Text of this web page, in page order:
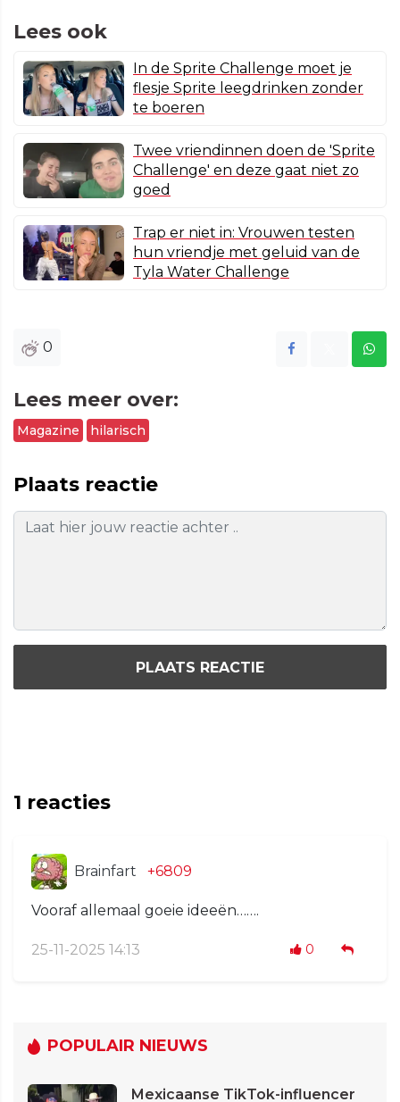
Lees ook
In de Sprite Challenge moet je
flesje Sprite leegdrinken zonder
te boeren
Twee vriendinnen doen de 'Sprite
Challenge' en deze gaat niet zo
goed
Trap er niet in: Vrouwen testen
hun vriendje met geluid van de
Tyla Water Challenge
0
Lees meer over:
Magazine hilarisch
Plaats reactie
PLAATS REACTIE
1 reacties
Brainfart +6809
Vooraf allemaal goeie ideeën…….
25-11-2025 14:13 0
POPULAIR NIEUWS
Mexicaanse TikTok-influencer